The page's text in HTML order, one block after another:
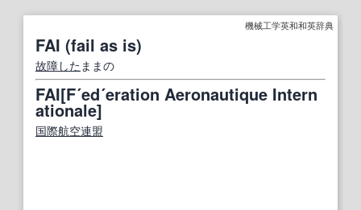
機械工学英和和英辞典
FAI (fail as is)
故障した ままの
FAI[F´ed´eration Aeronautique Intern
ationale]
国際航空連盟